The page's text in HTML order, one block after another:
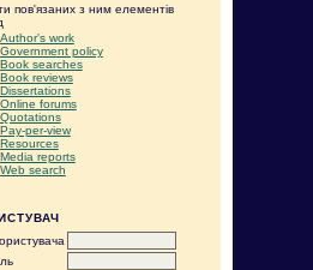
пов'язаних з ним елементів
Author's work
Government policy
Book searches
Book reviews
Dissertations
Online forums
Quotations
Pay-per-view
Resources
Media reports
Web search